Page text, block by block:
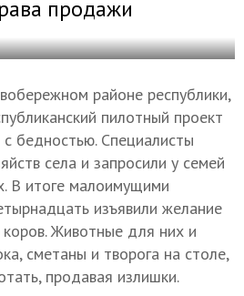
продажи
районе республики,
пилотный проект
бедностью. Специалисты
села и запросили у семей
В итоге малоимущими
изъявили желание
коров. Животные для них и
сметаны и творога на столе,
продавая излишки.